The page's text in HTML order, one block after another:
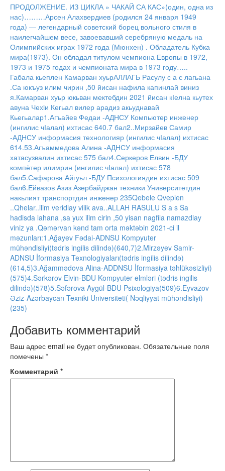
ПРОДОЛЖЕНИЕ. ИЗ ЦИКЛА » ЧАКАЙ СА КАС»(один, одна из
нас)………Арсен Алахвердиев (родился 24 января 1949
года) — легендарный советский борец вольного стиля в
наилегчайшем весе, завоевавший серебряную медаль на
Олимпийских играх 1972 года (Мюнхен) . Обладатель Кубка
мира(1973). Он обладал титулом чемпиона Европы в 1972,
1973 и 1975 годах и чемпионата мира в 1973 году…..
Габала кьеплен Камарван хуьрАЛЛАГЬ Расулу с а с лагьана
.Са юкъуз илим чирин ,50 йисан нафила капинлай виниз
я.Камарван хуьр юкьван мектебдин 2021 йисан кӀелна кьутех
авуна Чехӏи Кегьал вилер арадиз акьуднавай
Кьегьалар1.Агъайев Федаи -АДНСУ Компьютер инженер
(ингилис чӀалал) ихтисас 640.7 бал2..Мирзайев Самир
-АДНСУ информасия технологияр (ингилис чӀалал) ихтисас
614.53.Агъаммедова Алина -АДНСУ информасия
хатасузвалин ихтисас 575 бал4.Серкеров Елвин -БДУ
компётер илимрин (ингилис чӀалал) ихтисас 578
бал5.Сафарова Айгуьл -БДУ Психологиядин ихтисас 509
бал6.Ейвазов Азиз Азербайджан техники Университетдин
накьлият транспортдин инженер 235Qebele Qveplen
..Qhelar..ilim veridlay vilik ava..ALLAH RASULU S a s Sa
hadisda lahana ,sa yux ilim cirin ,50 yisan nagfila namazdlay
viniz ya .Qəmərvan kənd tam orta məktəbin 2021-ci il
məzunları:1.Ağayev Fədai-ADNSU Kompyuter
mühəndisliyi(tədris ingilis dilində)(640,7)2.Mirzəyev Samir-
ADNSU İformasiya Texnologiyaları(tədris ingilis dilində)
(614,5)3.Ağammədova Alina-ADDNSU İformasiya təhlükəsizliyi)
(575)4.Sərkərov Elvin-BDU Kompyuter elmləri (tədris ingilis
dilində)(578)5.Səfərova Aygül-BDU Psixologiya(509)6.Eyvazov
Əziz-Azərbaycan Texniki Universiteti( Nəqliyyat mühəndisliyi)
(235)
Добавить комментарий
Ваш адрес email не будет опубликован. Обязательные поля
помечены *
Комментарий *